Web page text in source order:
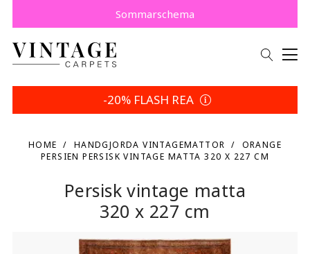
Spara 5 % | Dina returvillkor
Köp nu, betala senare med Klarna.
Sommarschema
-20% FLASH REA
HOME HANDGJORDA VINTAGEMATTOR
ORANGE
PERSIEN PERSISK VINTAGE MATTA 320 X 227 CM
Persisk vintage matta
320 x 227 cm